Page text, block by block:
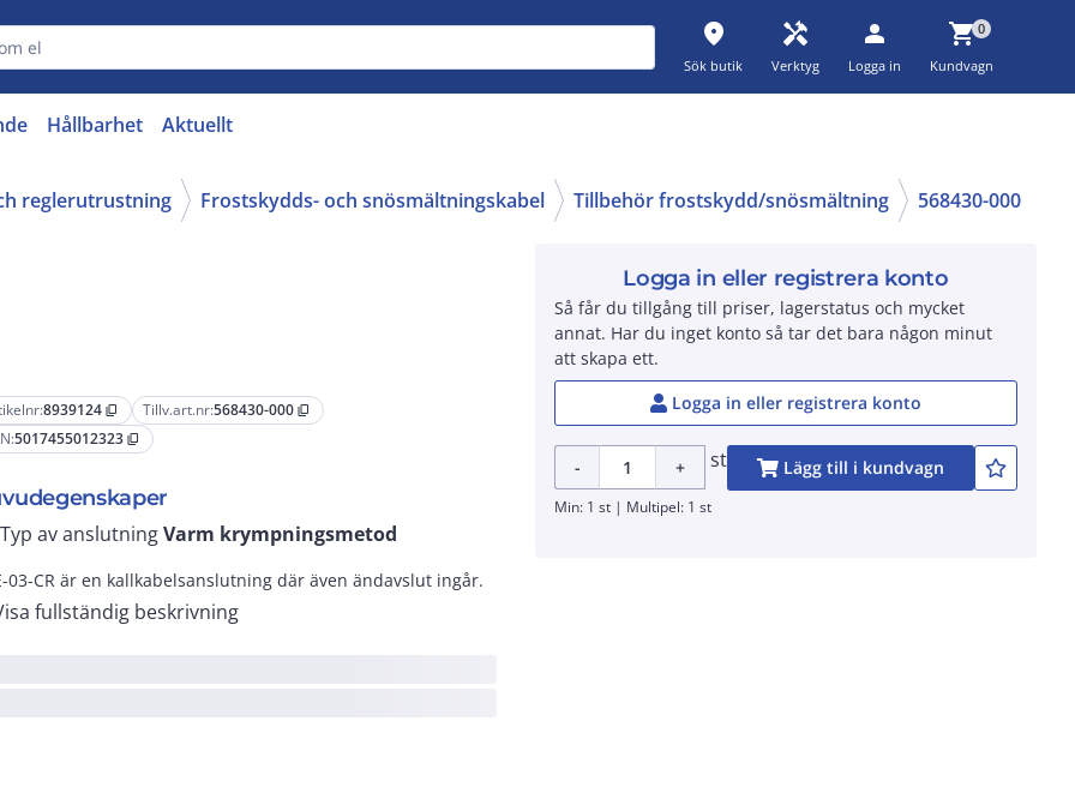
place
Sök butik
handyman
Verktyg
person
Logga in
shopping_cart0
Kundvagn
Hållbarhet Aktuellt
reglerutrustning Frostskydds- och snösmältningskabel Tillbehör frostskydd/snösmältning 568430-000
8939124 content_copy Tillv.art.nr:568430-000 content_copy
5017455012323 content_copy
Typ av anslutningVarm krympningsmetod
03-CR är en kallkabelsanslutning där även ändavslut ingår.
fullständig beskrivning
Logga in eller registrera konto
Så får du tillgång till priser, lagerstatus och mycket
annat. Har du inget konto så tar det bara någon minut
att skapa ett.
Logga in eller registrera konto
- + st Lägg till i kundvagn
Min: 1 st | Multipel: 1 st